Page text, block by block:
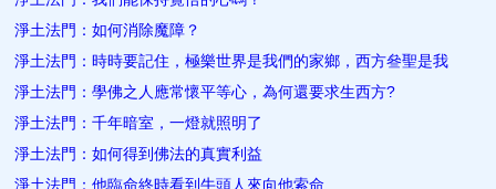
淨土法門：如何消除魔​障？
淨土法門：時時要記住，極樂世界是我們的家鄉，西方叄聖是我
淨土法門：學佛之人應常懷平等心，為何還要求生西方?
淨土法門：千年暗室，一燈就照明了
淨土法門：如何得到佛法的真實利益
淨土法門：他臨命終時看到牛頭人來向他索命